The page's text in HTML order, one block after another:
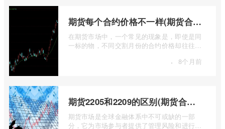
期货每个合约价格不一样(期货合约之间的价格差)
在期货市场中，一个常见的现象是，即使是同
一标的物，不同交割月份的合约价格却往往不
· 8个月前
期货2205和2209的区别(期货合约2205什么意思)
期货市场是全球金融体系中不可或缺的一部
分，它为市场参与者提供了管理风险和进行价